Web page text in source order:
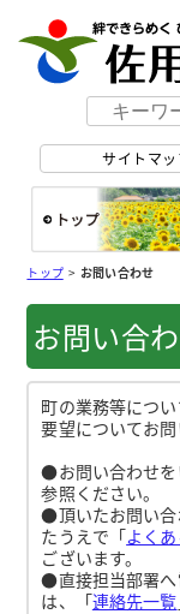
サイトマ
トップ>お問い合わせ
お問い合
町の業務等につ
要望についてお問
●お問い合わせ
参照ください。
●頂いたお問い合
たうえで「よく
ございます。
●直接担当部署へ
は、「連絡先一覧